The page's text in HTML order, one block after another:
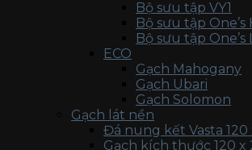
Bộ sưu tập VY1
Bộ sưu tập One’s
Bộ sưu tập One’s
ECO
Gạch Mahogany
Gạch Ubari
Gạch Solomon
Gạch lát nền
Đá nung kết Vasta 120
Gạch kích thước 120 x